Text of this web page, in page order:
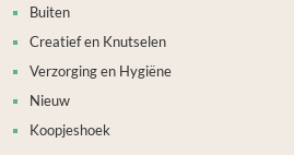
Buiten
Creatief en Knutselen
Verzorging en Hygiëne
Nieuw
Koopjeshoek